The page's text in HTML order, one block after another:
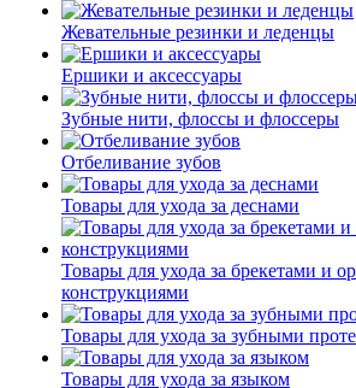
Жевательные резинки и леденцы
Ершики и аксессуары
Зубные нити, флоссы и флоссеры
Отбеливание зубов
Товары для ухода за деснами
Товары для ухода за брекетами и
конструкциями
Товары для ухода за зубными
Товары для ухода за языком